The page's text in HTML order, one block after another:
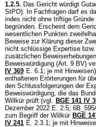
1.2.5. Das Gericht würdigt
StPO). In Fachfragen darf es
indes nicht ohne triftige
begründen. Erscheint dem
wesentlichen Punkten
Beweise zur Klärung dieser
nicht schlüssige Expertise
zusätzlichen
Beweiswürdigung (Art. 9 BV)
IV 369 E. 6.1; je mit
enthaltenen Erörterungen für
den Schlussfolgerungen der
Beweiswürdigung, die das
Willkür prüft (vgl. BGE 141 IV
Dezember 2022 E. 2.5;
zum Begriff der Willkür BGE
IV 241 E. 2.3.1; je mit